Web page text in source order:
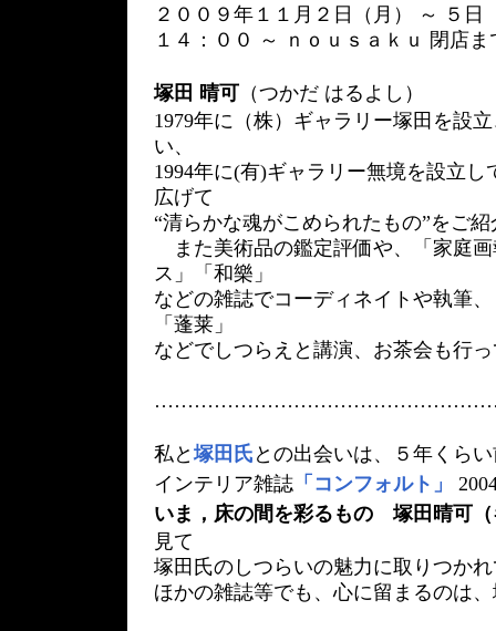
２００９年１１月２日（月） ～ ５日
１４：００ ～ ｎｏｕｓａｋｕ 閉店ま
塚田 晴可 （つかだ はるよし）
1979年に（株）ギャラリー塚田を設
い、
1994年に(有)ギャラリー無境を設立
広げて
“清らかな魂がこめられたもの”をご
また美術品の鑑定評価や、「家庭
ス」「和樂」
などの雑誌でコーディネイトや執筆
「蓬莱」
などでしつらえと講演、お茶会も行
私と塚田氏 との出会いは、５年くら
インテリア雑誌 「コンフォルト」
いま，床の間を彩るもの 塚田晴可（
見て
塚田氏のしつらいの魅力に取りつか
ほかの雑誌等でも、心に留まるのは